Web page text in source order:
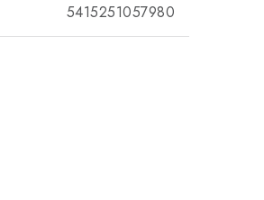
5415251057980